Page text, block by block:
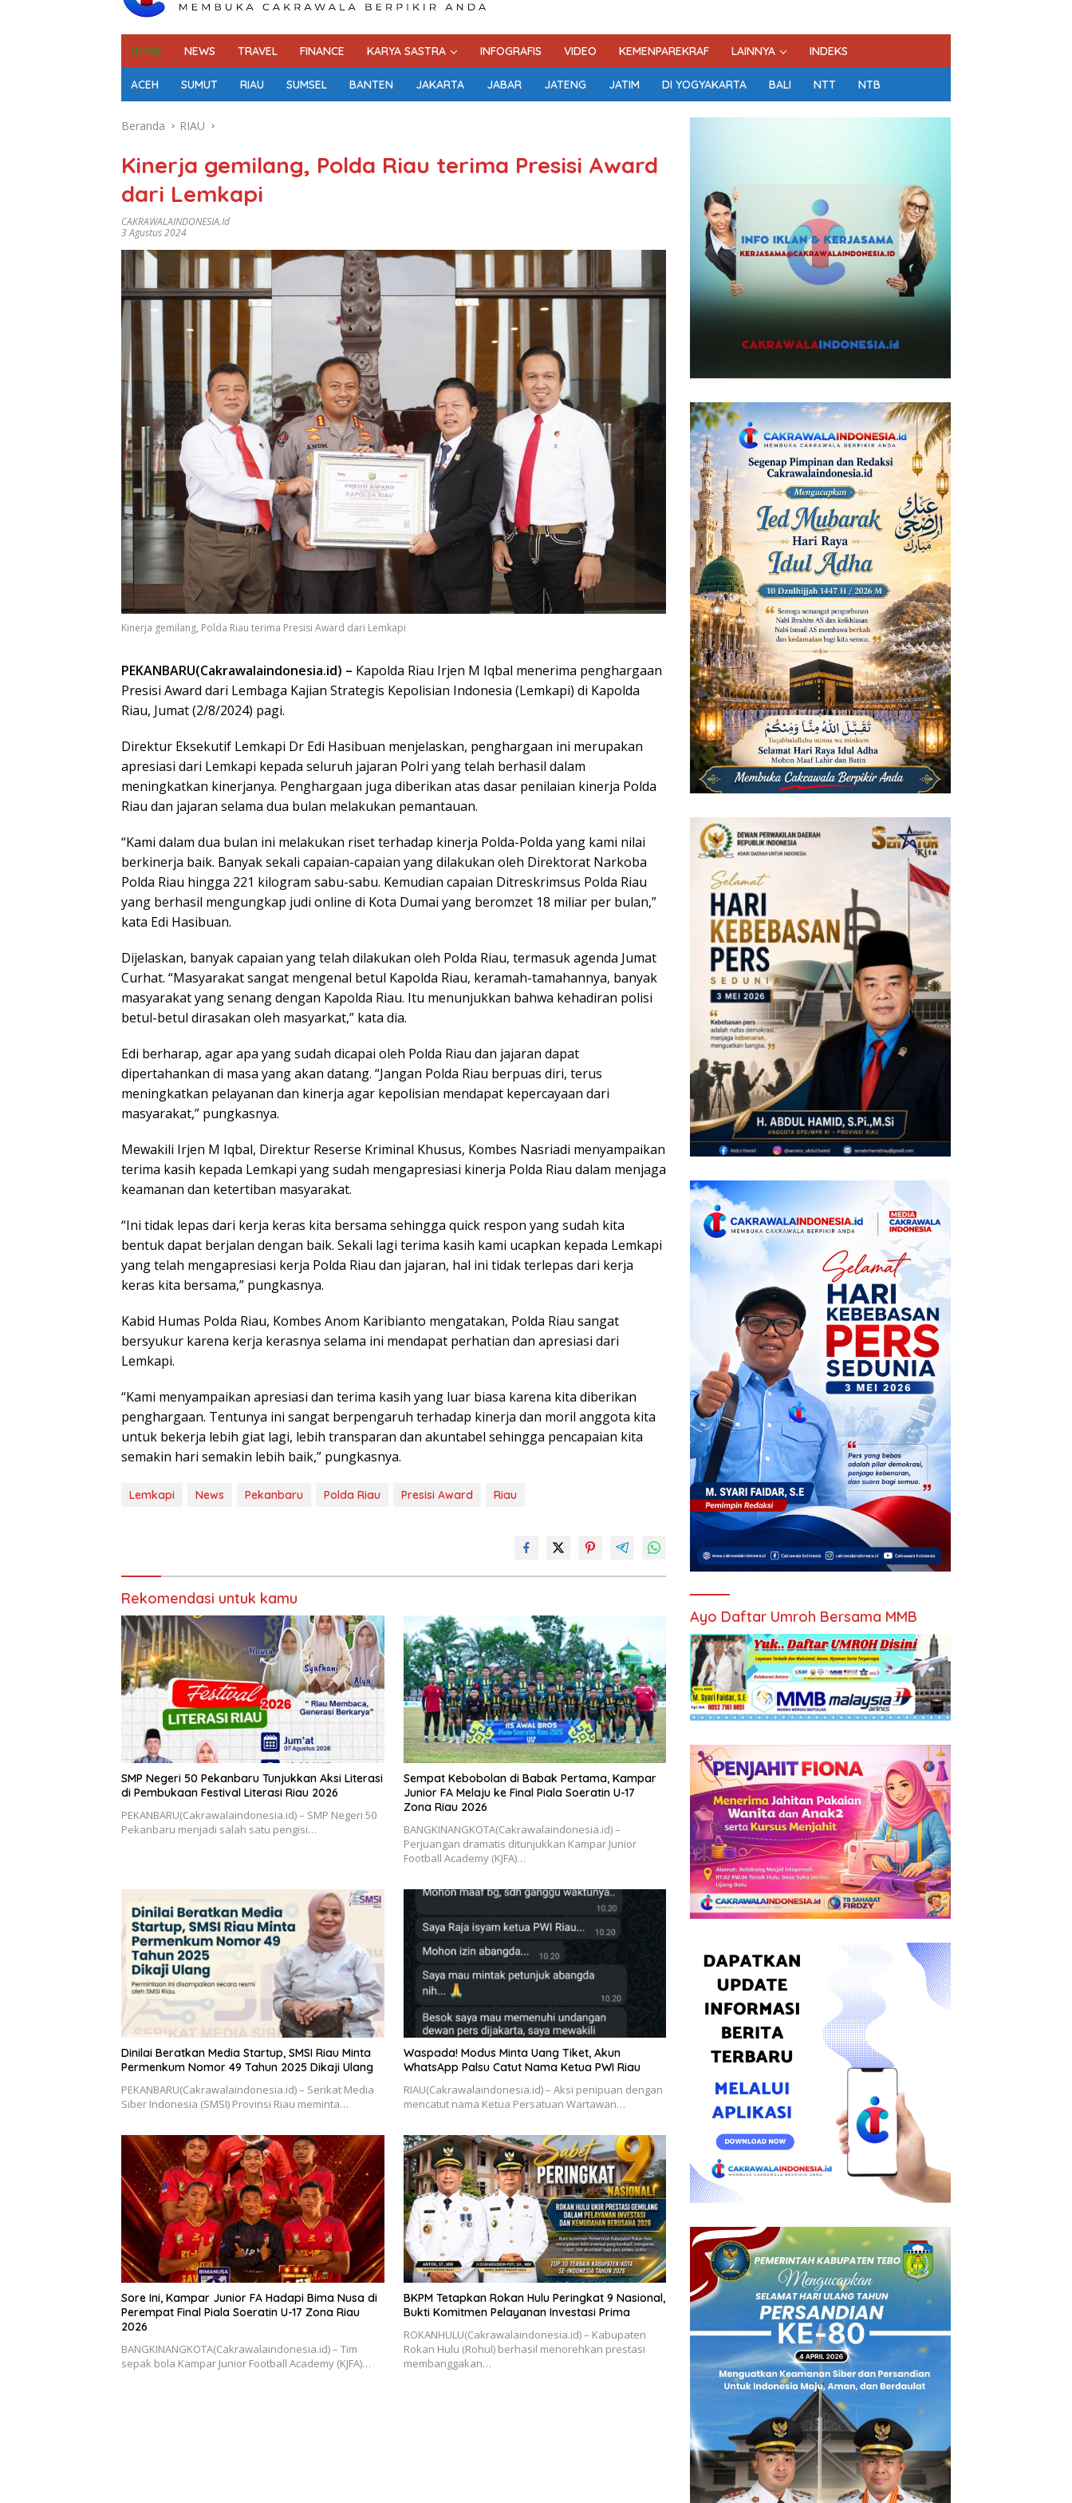
HOME NEWS TRAVEL FINANCE KARYA SASTRA INFOGRAFIS VIDEO KEMENPAREKRAF LAINNYA INDEKS
ACEH SUMUT RIAU SUMSEL BANTEN JAKARTA JABAR JATENG JATIM DI YOGYAKARTA BALI NTT NTB
Beranda RIAU
Kinerja gemilang, Polda Riau terima Presisi Award
dari Lemkapi
CAKRAWALAINDONESIA.id
3 Agustus 2024
Kinerja gemilang, Polda Riau terima Presisi Award dari Lemkapi
PEKANBARU(Cakrawalaindonesia.id) – Kapolda Riau Irjen M Iqbal menerima penghargaan
Presisi Award dari Lembaga Kajian Strategis Kepolisian Indonesia (Lemkapi) di Kapolda
Riau, Jumat (2/8/2024) pagi.
Direktur Eksekutif Lemkapi Dr Edi Hasibuan menjelaskan, penghargaan ini merupakan
apresiasi dari Lemkapi kepada seluruh jajaran Polri yang telah berhasil dalam
meningkatkan kinerjanya. Penghargaan juga diberikan atas dasar penilaian kinerja Polda
Riau dan jajaran selama dua bulan melakukan pemantauan.
“Kami dalam dua bulan ini melakukan riset terhadap kinerja Polda-Polda yang kami nilai
berkinerja baik. Banyak sekali capaian-capaian yang dilakukan oleh Direktorat Narkoba
Polda Riau hingga 221 kilogram sabu-sabu. Kemudian capaian Ditreskrimsus Polda Riau
yang berhasil mengungkap judi online di Kota Dumai yang beromzet 18 miliar per bulan,”
kata Edi Hasibuan.
Dijelaskan, banyak capaian yang telah dilakukan oleh Polda Riau, termasuk agenda Jumat
Curhat. “Masyarakat sangat mengenal betul Kapolda Riau, keramah-tamahannya, banyak
masyarakat yang senang dengan Kapolda Riau. Itu menunjukkan bahwa kehadiran polisi
betul-betul dirasakan oleh masyarkat,” kata dia.
Edi berharap, agar apa yang sudah dicapai oleh Polda Riau dan jajaran dapat
dipertahankan di masa yang akan datang. “Jangan Polda Riau berpuas diri, terus
meningkatkan pelayanan dan kinerja agar kepolisian mendapat kepercayaan dari
masyarakat,” pungkasnya.
Mewakili Irjen M Iqbal, Direktur Reserse Kriminal Khusus, Kombes Nasriadi menyampaikan
terima kasih kepada Lemkapi yang sudah mengapresiasi kinerja Polda Riau dalam menjaga
keamanan dan ketertiban masyarakat.
“Ini tidak lepas dari kerja keras kita bersama sehingga quick respon yang sudah kita
bentuk dapat berjalan dengan baik. Sekali lagi terima kasih kami ucapkan kepada Lemkapi
yang telah mengapresiasi kerja Polda Riau dan jajaran, hal ini tidak terlepas dari kerja
keras kita bersama,” pungkasnya.
Kabid Humas Polda Riau, Kombes Anom Karibianto mengatakan, Polda Riau sangat
bersyukur karena kerja kerasnya selama ini mendapat perhatian dan apresiasi dari
Lemkapi.
“Kami menyampaikan apresiasi dan terima kasih yang luar biasa karena kita diberikan
penghargaan. Tentunya ini sangat berpengaruh terhadap kinerja dan moril anggota kita
untuk bekerja lebih giat lagi, lebih transparan dan akuntabel sehingga pencapaian kita
semakin hari semakin lebih baik,” pungkasnya.
Lemkapi News Pekanbaru Polda Riau Presisi Award Riau
Rekomendasi untuk kamu
SMP Negeri 50 Pekanbaru Tunjukkan Aksi Literasi
di Pembukaan Festival Literasi Riau 2026
PEKANBARU(Cakrawalaindonesia.id) – SMP Negeri 50
Pekanbaru menjadi salah satu pengisi…
Sempat Kebobolan di Babak Pertama, Kampar
Junior FA Melaju ke Final Piala Soeratin U-17
Zona Riau 2026
BANGKINANGKOTA(Cakrawalaindonesia.id) –
Perjuangan dramatis ditunjukkan Kampar Junior
Football Academy (KJFA)…
Dinilai Beratkan Media Startup, SMSI Riau Minta
Permenkum Nomor 49 Tahun 2025 Dikaji Ulang
PEKANBARU(Cakrawalaindonesia.id) – Serikat Media
Siber Indonesia (SMSI) Provinsi Riau meminta…
Waspada! Modus Minta Uang Tiket, Akun
WhatsApp Palsu Catut Nama Ketua PWI Riau
RIAU(Cakrawalaindonesia.id) – Aksi penipuan dengan
mencatut nama Ketua Persatuan Wartawan…
Sore Ini, Kampar Junior FA Hadapi Bima Nusa di
Perempat Final Piala Soeratin U-17 Zona Riau
2026
BANGKINANGKOTA(Cakrawalaindonesia.id) – Tim
sepak bola Kampar Junior Football Academy (KJFA)…
BKPM Tetapkan Rokan Hulu Peringkat 9 Nasional,
Bukti Komitmen Pelayanan Investasi Prima
ROKANHULU(Cakrawalaindonesia.id) – Kabupaten
Rokan Hulu (Rohul) berhasil menorehkan prestasi
membanggakan…
Ayo Daftar Umroh Bersama MMB